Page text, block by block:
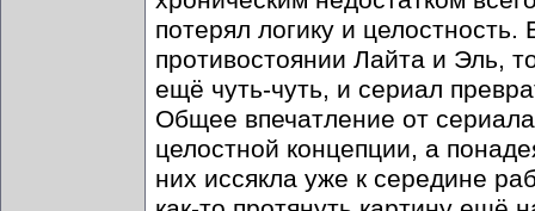
потерял логику и
противостоянии Лайта и Эль,
ещё чуть-чуть, и сериал
Общее впечатление от
целостной концепции, а
них иссякла уже к середине